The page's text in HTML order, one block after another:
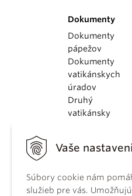
Vaše
Súbory cookie nám
služieb pre vás.
Dokumenty
Dokumenty
pápežov
Dokumenty
vatikánskych
úradov
Druhý
vatikánsky
KBS
kánonického
práva